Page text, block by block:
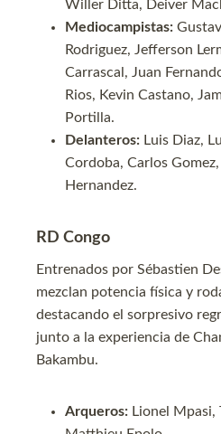
Willer Ditta, Deiver
Mediocampistas:
Rodriguez, Jefferson
Carrascal, Juan
Rios, Kevin Castano,
Portilla.
Delanteros: Luis Diaz,
Cordoba, Carlos
Hernandez.
RD Congo
Entrenados por Sébastien
mezclan potencia física y
destacando el sorpresivo
junto a la experiencia de
Bakambu.
Arqueros: Lionel Mpasi,